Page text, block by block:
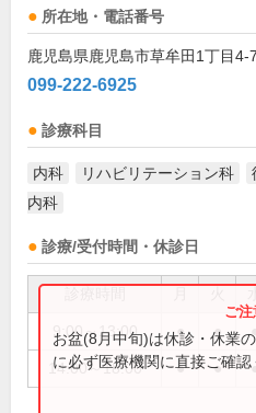
所在地・電話番号
鹿児島県鹿児島市草牟田1丁目4-7
099-222-6925
診療科目
内科 リハビリテーション科
内科
診療/受付時間・休診日
9:00～13:00 ● ●
14:00～18:00 ● ●
お盆(8月中旬)は休診・休業
に必ず医療機関に直接ご確認